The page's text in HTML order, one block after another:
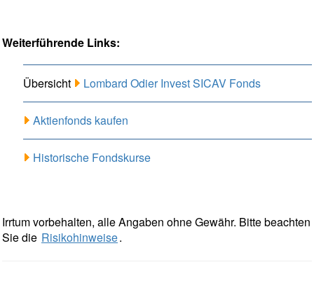
Weiterführende Links:
Übersicht Lombard Odier Invest SICAV Fonds
Aktienfonds kaufen
Historische Fondskurse
Irrtum vorbehalten, alle Angaben ohne Gewähr. Bitte beachten
Sie die Risikohinweise.